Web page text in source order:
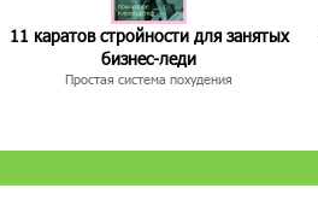
11 каратов стройности для занятых
бизнес-леди
Простая система похудения